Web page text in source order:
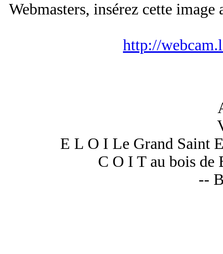
Webmasters, insérez cette
http://
E L O I Le Grand Saint
C O I T au bois de
--